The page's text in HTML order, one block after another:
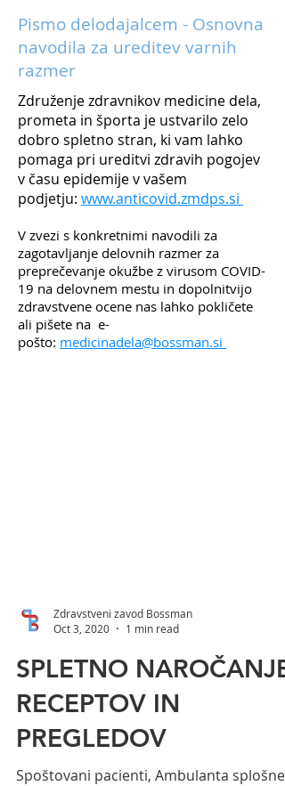
Pismo delodajalcem - Osnovna
navodila za ureditev varnih
razmer
Združenje zdravnikov medicine dela,
prometa in športa je ustvarilo zelo
dobro spletno stran, ki vam lahko
pomaga pri ureditvi zdravih pogojev
v času epidemije v vašem
podjetju: www.anticovid.zmdps.si
V zvezi s konkretnimi navodili za
zagotavljanje delovnih razmer za
preprečevanje okužbe z virusom COVID-
19 na delovnem mestu in dopolnitvijo
zdravstvene ocene nas lahko pokličete
ali pišete na e-
pošto: medicinadela@bossman.si
Zdravstveni zavod Bossman
Oct 3, 2020
1 min read
SPLETNO NAROČANJE
RECEPTOV IN
PREGLEDOV
Spoštovani pacienti, Ambulanta splošne